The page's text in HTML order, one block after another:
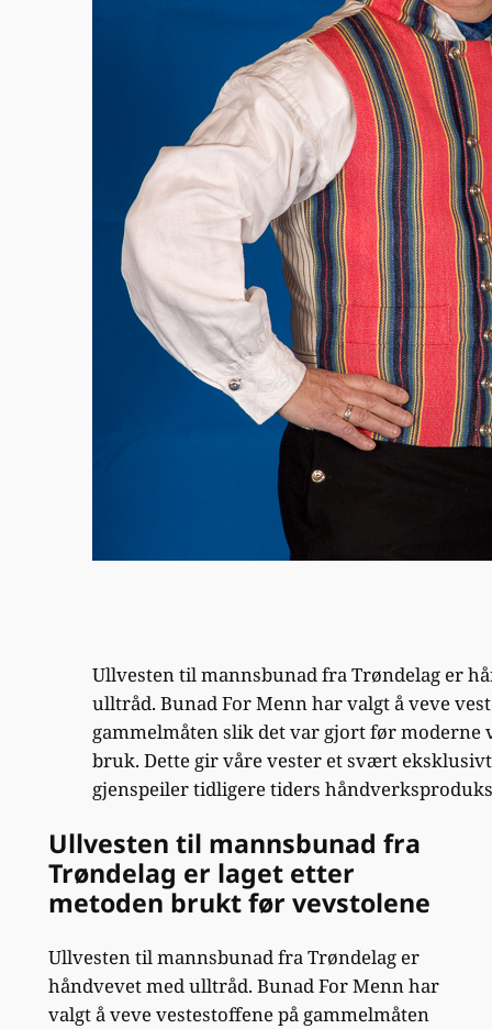
Ullvesten til mannsbunad fra Trøndelag er
ulltråd. Bunad For Menn har valgt å veve
gammelmåten slik det var gjort før moderne
bruk. Dette gir våre vester et svært
gjenspeiler tidligere tiders
Ullvesten til mannsbunad fra
Trøndelag er laget etter
metoden brukt før vevstolene
Ullvesten til mannsbunad fra Trøndelag er
håndvevet med ulltråd. Bunad For Menn har
valgt å veve vestestoffene på gammelmåten